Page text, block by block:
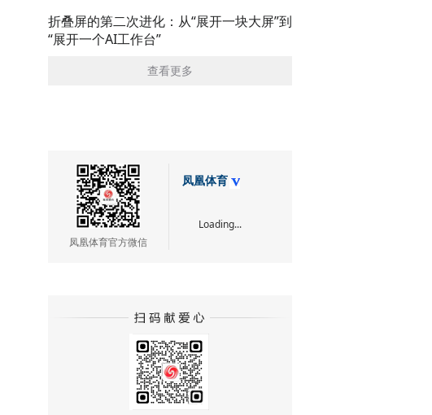
折叠屏的第二次进化：从“展开一块大屏”到
“展开一个AI工作台”
查看更多
凤凰体育官方微信
凤凰体育
Loading...